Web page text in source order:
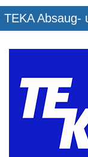
TEKA Absaug-